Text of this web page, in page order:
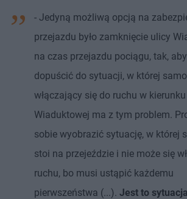
- Jedyną możliwą opcją na
przejazdu było zamknięcie ulicy
na czas przejazdu pociągu, tak,
dopuścić do sytuacji, w której
włączający się do ruchu w
Wiaduktowej ma z tym problem.
sobie wyobrazić sytuację, w której
stoi na przejeździe i nie może się
ruchu, bo musi ustąpić każdemu
pierwszeństwa (...). Jest to sytuacja